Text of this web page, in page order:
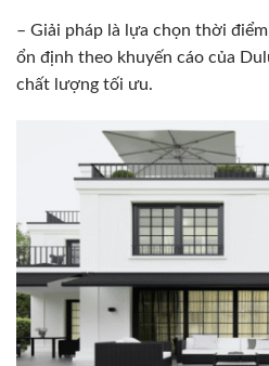
– Giải pháp là lựa chọn thời
ổn định theo khuyến cáo của
chất lượng tối ưu.